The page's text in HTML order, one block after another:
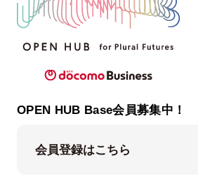
OPEN HUB Base会員募集中！
会員登録はこちら